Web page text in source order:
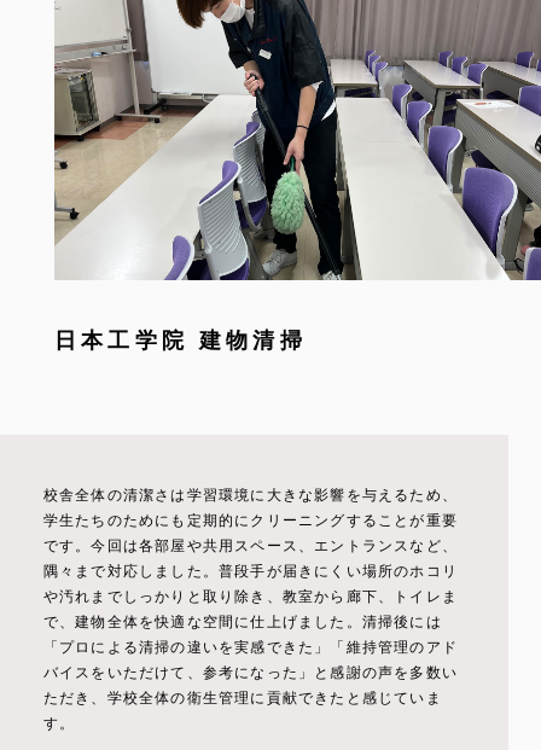
日本工学院 建物清掃
校舎全体の清潔さは学習環境に大きな影響を与えるため、
学生たちのためにも定期的にクリーニングすることが重要
です。今回は各部屋や共用スペース、エントランスなど、
隅々まで対応しました。普段手が届きにくい場所のホコリ
や汚れまでしっかりと取り除き、教室から廊下、トイレま
で、建物全体を快適な空間に仕上げました。清掃後には
「プロによる清掃の違いを実感できた」「維持管理のアド
バイスをいただけて、参考になった」と感謝の声を多数い
ただき、学校全体の衛生管理に貢献できたと感じていま
す。